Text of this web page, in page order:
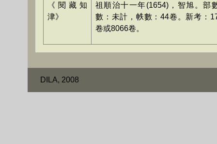
《閱藏知
津》
祖順治十一年(1654)，智旭。部
數：未計，帙數：44卷。新考：
卷或8066卷。
DILA, 2008